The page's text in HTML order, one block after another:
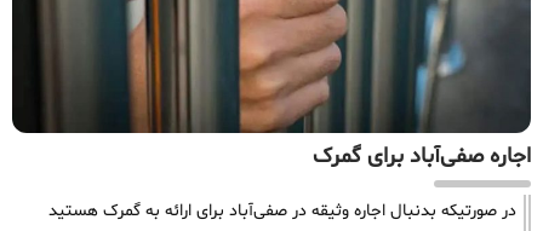
اجاره صفی‌آباد برای گمرک
در صورتیکه بدنبال اجاره وثیقه در صفی‌آباد برای ارائه به گمرک هستید